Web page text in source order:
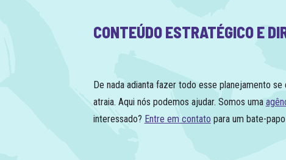
CONTEÚDO ESTRATÉGICO E
De nada adianta fazer todo esse planejamento
atraia. Aqui nós podemos ajudar. Somos uma
interessado? Entre em contato para um bate-